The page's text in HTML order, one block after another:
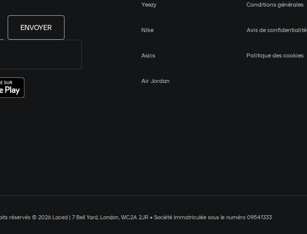
ENVOYER
Yeezy
Nike
Asics
Air Jordan
Conditions générales
Avis de confidentialité
Politique des cookies
réservés © 2026 Laced | 7 Bell Yard, London, WC2A 2JR • Société immatriculée sous le numéro 09541333